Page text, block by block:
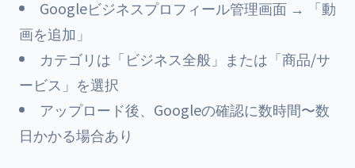
Googleビジネスプロフィール管理画面 → 「動
画を追加」
カテゴリは「ビジネス全般」または「商品/サ
ービス」を選択
アップロード後、Googleの確認に数時間〜数
日かかる場合あり